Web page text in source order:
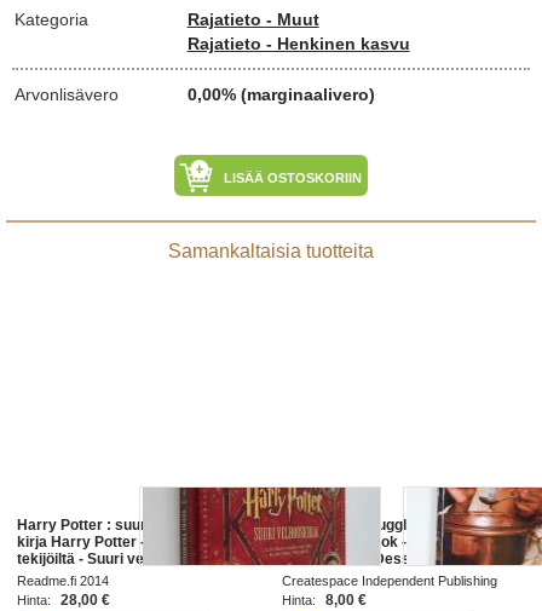
Kategoria
Rajatieto - Muut
Rajatieto - Henkinen kasvu
Arvonlisävero 0,00% (marginaalivero)
LISÄÄ OSTOSKORIIN
Samankaltaisia tuotteita
Harry Potter : suuri velhouskirja :
kirja Harry Potter -elokuvien
tekijöiltä - Suuri velhouskirja : uusi
kirja Harry Potter -elokuvien
tekijöiltä
Readme.fi 2014
Hinta:
28,00 €
Cooking for Muggles - The Harry
Potter Cookbook - Harry Potter
Recipes with Desserts, Snacks
and Drinks Inspired by Harry
Potter Food
Createspace Independent Publishing
Platform 2016
Hinta: 8,00 €